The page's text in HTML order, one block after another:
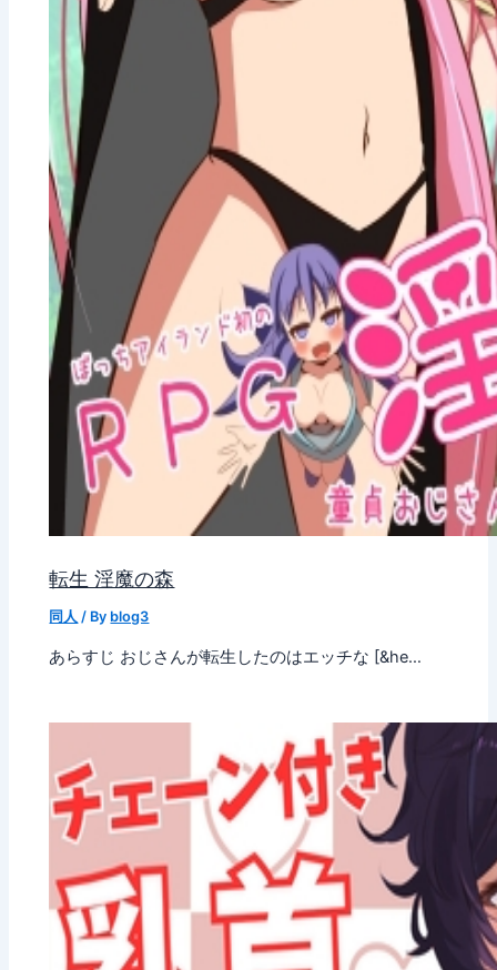
転生 淫魔の森
同人 / By blog3
あらすじ おじさんが転生したのはエッチな [&he…